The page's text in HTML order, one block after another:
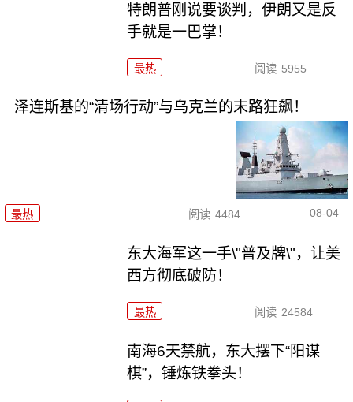
特朗普刚说要谈判，伊朗又是反
手就是一巴掌！
最热 阅读 5955
泽连斯基的“清场行动”与乌克兰的末路狂飙！
最热 阅读 4484 08-04
东大海军这一手\"普及牌\"，让美
西方彻底破防！
最热 阅读 24584
南海6天禁航，东大摆下“阳谋
棋”，锤炼铁拳头！